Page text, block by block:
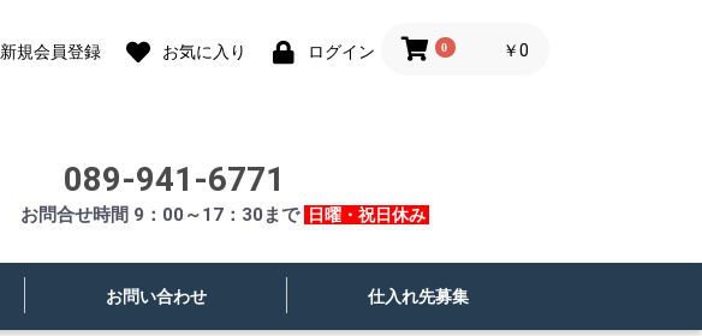
新規会員登録 お気に入り ログイン 0 ￥0
089-941-6771
お問合せ時間 9：00～17：30まで 日曜・祝日休み
お問い合わせ 仕入れ先募集